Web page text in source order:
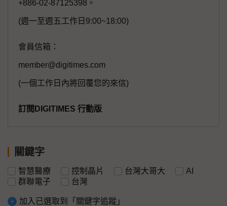
+886-02-87125398。
(週一至週五工作日9:00~18:00)
會員信箱：
member@digitimes.com
(一個工作日內將回覆您的來信)
訂閱DIGITIMES 行動版
關鍵字
智慧醫療 控制晶片 台灣大哥大
AI
群聯電子
台灣
加入已選取到「關鍵字追蹤」